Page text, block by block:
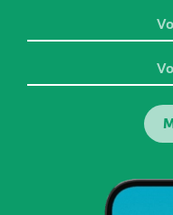
prénom
courriel